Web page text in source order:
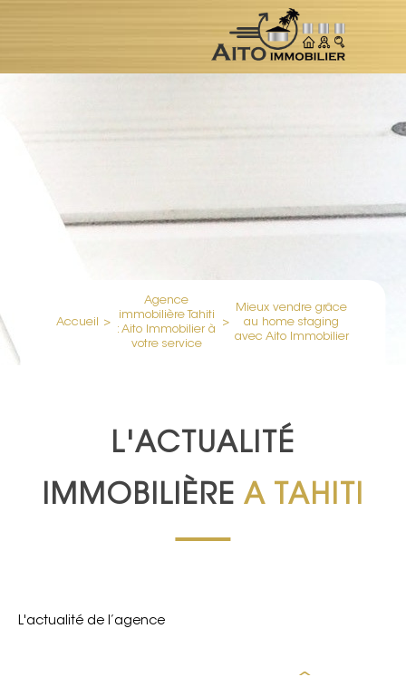
Accueil >
Agence
immobilière Tahiti
: Aito Immobilier à
votre service
>
Mieux vendre grâce
au home staging
avec Aito Immobilier
L'ACTUALITÉ
IMMOBILIÈRE A TAHITI
L'actualité de l’agence